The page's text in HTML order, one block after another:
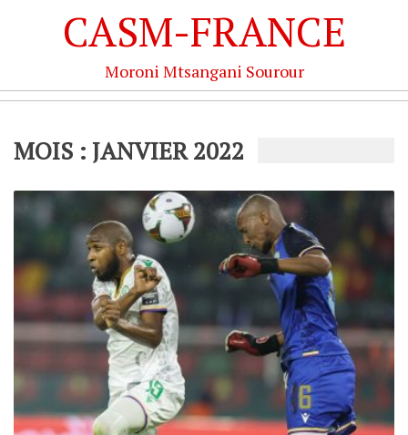
CASM-FRANCE
Moroni Mtsangani Sourour
MOIS : JANVIER 2022